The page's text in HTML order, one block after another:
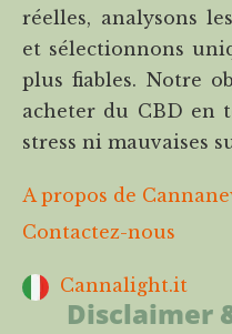
réelles, analysons
et sélectionnons
plus fiables. Notre
acheter du CBD en
stress ni mauvaises
A propos de
Contactez-nous
Cannalight.it
Disclaimer